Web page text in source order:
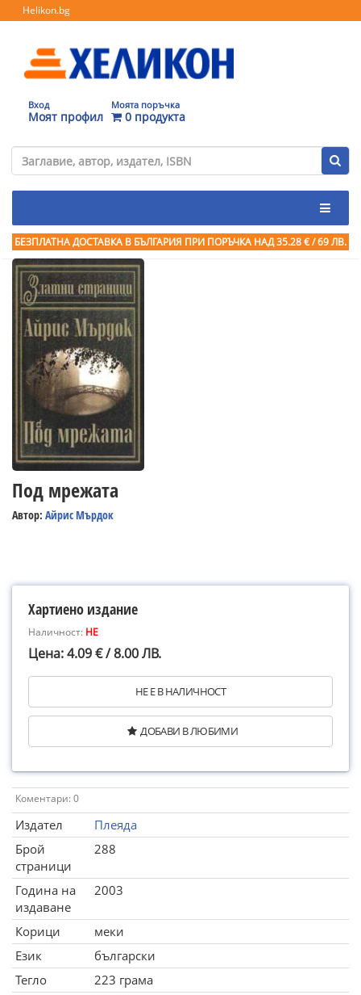
Helikon.bg
Вход
Моят профил
Моята поръчка
0 продукта
БЕЗПЛАТНА ДОСТАВКА В БЪЛГАРИЯ ПРИ ПОРЪЧКА НАД 35.28 € / 69 ЛВ.
Под мрежата
Автор: Айрис Мърдок
Хартиено издание
Наличност: НЕ
Цена: 4.09 € / 8.00 ЛВ.
НЕ Е В НАЛИЧНОСТ
ДОБАВИ В ЛЮБИМИ
Коментари: 0
Издател
Плеяда
Брой
страници
288
Година на
издаване
2003
Корици
меки
Език
български
Тегло
223 грама